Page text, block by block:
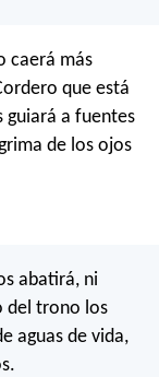
caerá más
que está
guiará a fuentes
de los ojos
abatirá, ni
del trono los
aguas de vida,